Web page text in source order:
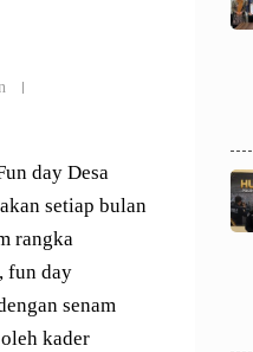
day Desa
setiap bulan
rangka
fun day
senam
kader